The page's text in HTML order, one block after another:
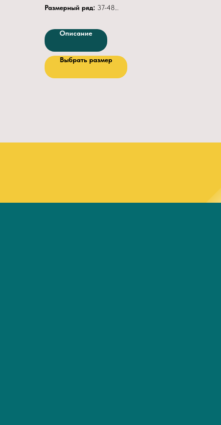
Размерный ряд: 37-48
Мягкий кант и клапан
винилуретанискожа или хромовый спилок.
Подкладка
— текстиль.
В утепленной обуви— мех
искусственный, шерстяной, натуральный.
Описание
Выбрать размер